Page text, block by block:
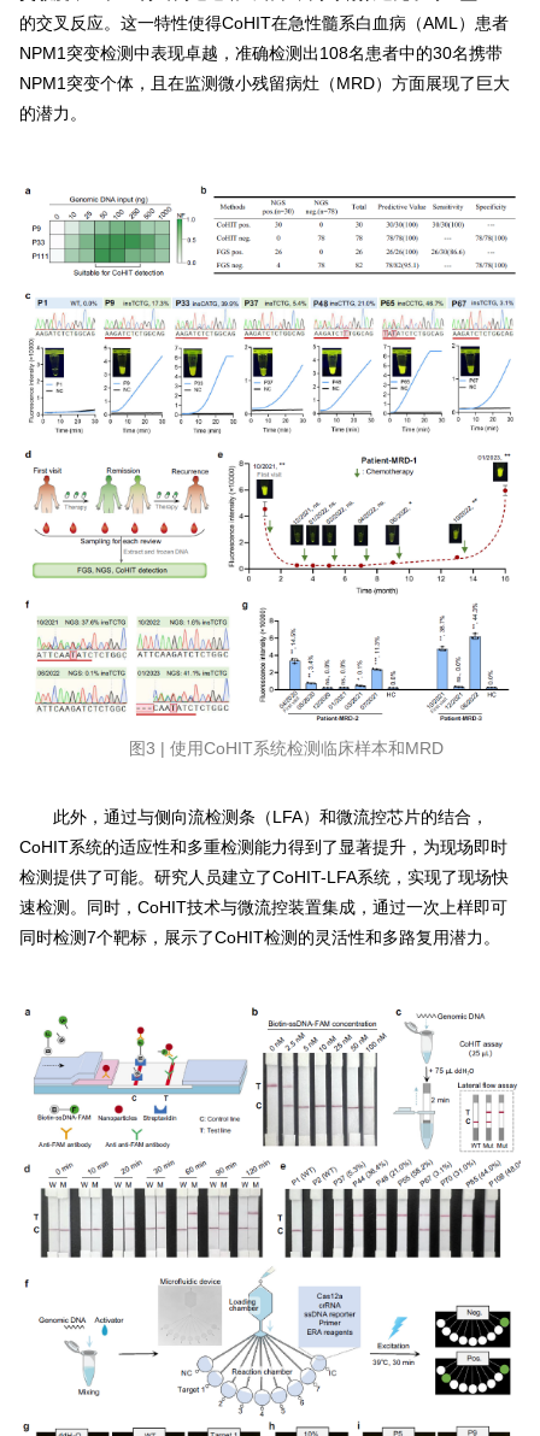
的交叉反应。这一特性使得CoHIT在急性髓系白血病（AML）患者
NPM1突变检测中表现卓越，准确检测出108名患者中的30名携带
NPM1突变个体，且在监测微小残留病灶（MRD）方面展现了巨大
的潜力。
图3 | 使用CoHIT系统检测临床样本和MRD
此外，通过与侧向流检测条（LFA）和微流控芯片的结合，
CoHIT系统的适应性和多重检测能力得到了显著提升，为现场即时
检测提供了可能。研究人员建立了CoHIT-LFA系统，实现了现场快
速检测。同时，CoHIT技术与微流控装置集成，通过一次上样即可
同时检测7个靶标，展示了CoHIT检测的灵活性和多路复用潜力。